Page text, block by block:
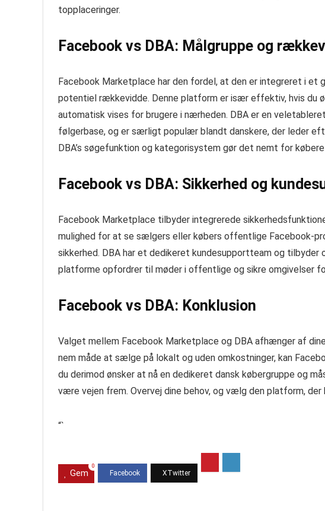
topplaceringer.
Facebook vs DBA: Målgruppe og
Facebook Marketplace har den fordel, at den er integreret i
potentiel rækkevidde. Denne platform er især effektiv, hvis du
automatisk vises for brugere i nærheden. DBA er en
følgerbase, og er særligt populær blandt danskere, der leder
DBA’s søgefunktion og kategorisystem gør det nemt for
Facebook vs DBA: Sikkerhed og
Facebook Marketplace tilbyder integrerede
mulighed for at se sælgers eller købers offentlige Facebook-
sikkerhed. DBA har et dedikeret kundesupportteam og tilbyder
platforme opfordrer til møder i offentlige og sikre omgivelser
Facebook vs DBA: Konklusion
Valget mellem Facebook Marketplace og DBA afhænger af
nem måde at sælge på lokalt og uden omkostninger, kan
du derimod ønsker at nå en dedikeret dansk købergruppe og
være vejen frem. Overvej dine behov, og vælg den platform,
“`
Gem
0